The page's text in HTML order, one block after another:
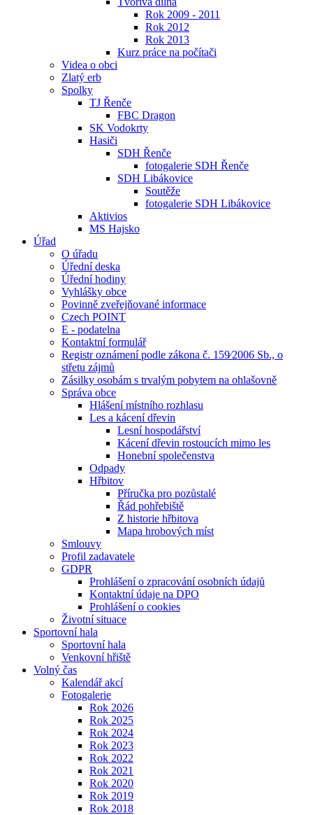
Rok 2009 - 2011
Rok 2012
Rok 2013
Kurz práce na počítači
Videa o obci
Zlatý erb
Spolky
TJ Řenče
FBC Dragon
SK Vodokrty
Hasiči
SDH Řenče
fotogalerie SDH Řenče
SDH Libákovice
Soutěže
fotogalerie SDH Libákovice
Aktivios
MS Hajsko
Úřad
O úřadu
Úřední deska
Úřední hodiny
Vyhlášky obce
Povinně zveřejňované informace
Czech POINT
E - podatelna
Kontaktní formulář
Registr oznámení podle zákona č. 159⁄2006 Sb., o
střetu zájmů
Zásilky osobám s trvalým pobytem na ohlašovně
Správa obce
Hlášení místního rozhlasu
Les a kácení dřevin
Lesní hospodářství
Kácení dřevin rostoucích mimo les
Honební společenstva
Odpady
Hřbitov
Příručka pro pozůstalé
Řád pohřebiště
Z historie hřbitova
Mapa hrobových míst
Smlouvy
Profil zadavatele
GDPR
Prohlášení o zpracování osobních údajů
Kontaktní údaje na DPO
Prohlášení o cookies
Životní situace
Sportovní hala
Sportovní hala
Venkovní hřiště
Volný čas
Kalendář akcí
Fotogalerie
Rok 2026
Rok 2025
Rok 2024
Rok 2023
Rok 2022
Rok 2021
Rok 2020
Rok 2019
Rok 2018